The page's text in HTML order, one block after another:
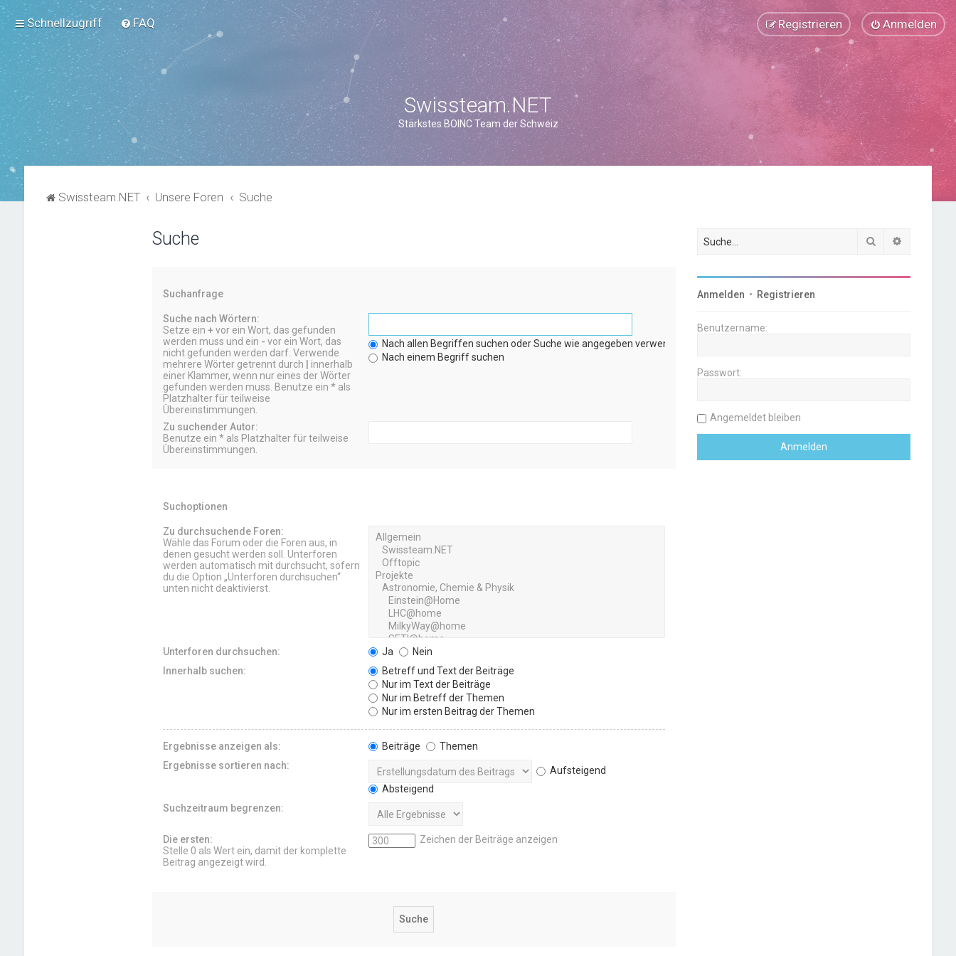
Schnellzugriff FAQ Anmelden
Registrieren
Swissteam.NET
Stärkstes BOINC Team der Schweiz
Swissteam.NET Unsere Foren Suche
Suche
Suchanfrage
Suche nach Wörtern:
Setze ein + vor ein Wort, das gefunden
werden muss und ein - vor ein Wort, das
nicht gefunden werden darf. Verwende
mehrere Wörter getrennt durch
innerhalb
einer Klammer, wenn nur eines der Wörter
gefunden werden muss. Benutze ein * als
Platzhalter für teilweise
Übereinstimmungen.
Nach allen Begriffen suchen oder Suche wie angegeben verwenden
Nach einem Begriff suchen
Zu suchender Autor:
Benutze ein * als Platzhalter für teilweise
Übereinstimmungen.
Suchoptionen
Zu durchsuchende Foren:
Wähle das Forum oder die Foren aus, in
denen gesucht werden soll. Unterforen
werden automatisch mit durchsucht, sofern
du die Option „Unterforen durchsuchen“
unten nicht deaktivierst.
Unterforen durchsuchen: Ja
Nein
Innerhalb suchen:
Betreff und Text der Beiträge
Nur im Text der Beiträge
Nur im Betreff der Themen
Nur im ersten Beitrag der Themen
Ergebnisse anzeigen als: Beiträge
Themen
Ergebnisse sortieren nach:
Aufsteigend
Absteigend
Suchzeitraum begrenzen:
Die ersten:
Stelle 0 als Wert ein, damit der komplette
Beitrag angezeigt wird.
Zeichen der Beiträge anzeigen
Suche
Anmelden • Registrieren
Benutzername:
Passwort:
Angemeldet bleiben